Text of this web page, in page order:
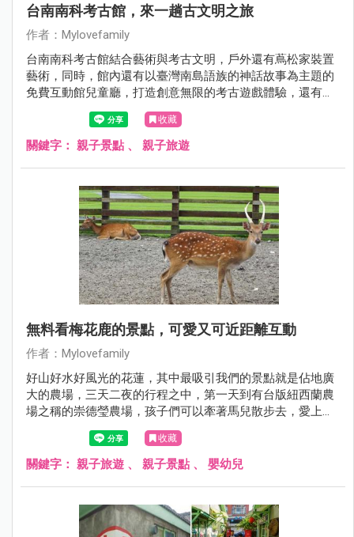
台南南科考古館，來一趟古文明之旅
作者：Mylovefamily
台南南科考古館結合藝術與考古文明，戶外還有蔦松家裝置
藝術，同時，館內還有以臺灣南島語族的神話故事為主題的
免費互動館兒童廳，打造創意無限的考古遊戲體驗，還有工
作人員一起陪同玩桌遊遊戲，銅板價高CP值又有教育意義的
景點，台南旅行怎能錯過呢？走一起來一趟南科考古館之旅
吧！
收藏
關鍵字： 親子景點 、 親子旅遊
無料看梅花鹿的景點，可愛又可近距離互動
作者：Mylovefamily
好山好水好風光的花蓮，其中最吸引我們的景點就是佔地廣
大的農場，三天二夜的行程之中，第一天到有台版紐西蘭農
場之稱的崇德瑩農場，孩子們可以牽著馬兒散步去，愛上花
蓮的農場後，在離開花蓮之前，又來到佔地達45公頃的台開
心農場，區內種滿向日葵與野薑花、荷花…各種花卉之外，
而最吸引我們的是為了梅花鹿而來，台開心農場位在有星巴
收藏
關鍵字： 親子旅遊 、 親子景點 、 嬰幼兒